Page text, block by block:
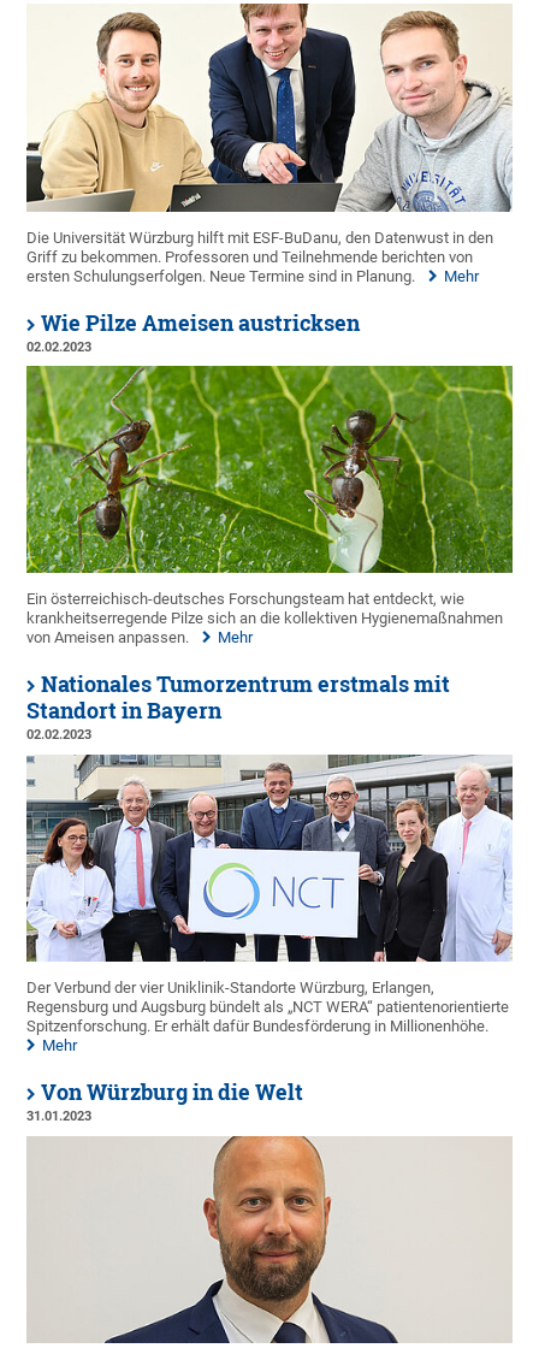
Die Universität Würzburg hilft mit ESF-BuDanu, den Datenwust in den
Griff zu bekommen. Professoren und Teilnehmende berichten von
ersten Schulungserfolgen. Neue Termine sind in Planung.
Mehr
Wie Pilze Ameisen austricksen
02.02.2023
Ein österreichisch-deutsches Forschungsteam hat entdeckt, wie
krankheitserregende Pilze sich an die kollektiven Hygienemaßnahmen
von Ameisen anpassen.
Mehr
Nationales Tumorzentrum erstmals mit
Standort in Bayern
02.02.2023
Der Verbund der vier Uniklinik-Standorte Würzburg, Erlangen,
Regensburg und Augsburg bündelt als „NCT WERA“ patientenorientierte
Spitzenforschung. Er erhält dafür Bundesförderung in Millionenhöhe.
Mehr
Von Würzburg in die Welt
31.01.2023